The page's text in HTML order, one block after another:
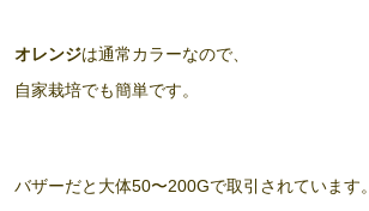
オレンジは通常カラーなので、
自家栽培でも簡単です。
バザーだと大体50〜200Gで取引されています。